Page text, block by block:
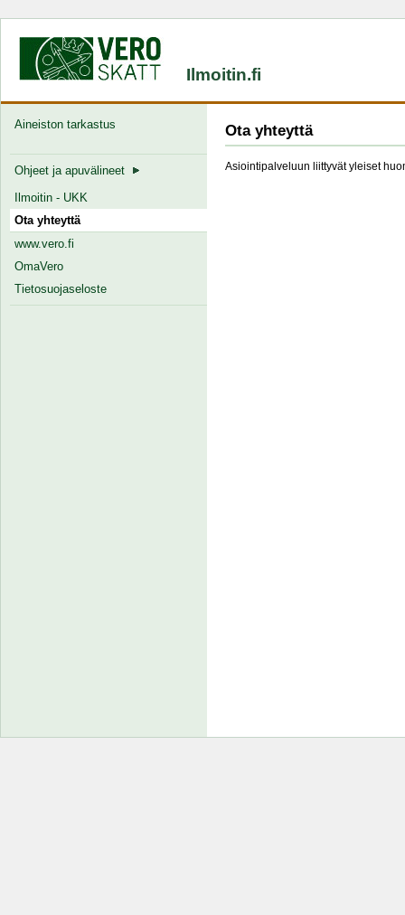
Ilmoitin.fi
Aineiston tarkastus
Ohjeet ja apuvälineet
Ilmoitin - UKK
Ota yhteyttä
www.vero.fi
OmaVero
Tietosuojaseloste
Ota yhteyttä
Asiointipalveluun liittyvät yleiset